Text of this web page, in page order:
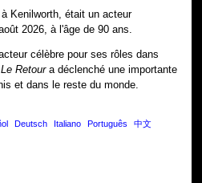
Kenilworth, était un acteur
2026, à l'âge de 90 ans.
célèbre pour ses rôles dans
Le Retoura déclenché une importante
et dans le reste du monde.
Deutsch Italiano Português 中文